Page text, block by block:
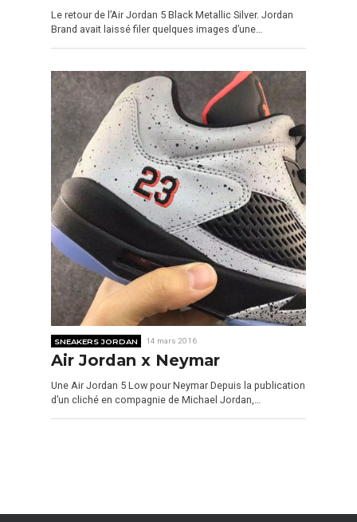
Le retour de l’Air Jordan 5 Black Metallic Silver. Jordan
Brand avait laissé filer quelques images d’une…
SNEAKERS JORDAN 14 mars 2016
Air Jordan x Neymar
Une Air Jordan 5 Low pour Neymar Depuis la publication
d’un cliché en compagnie de Michael Jordan,…